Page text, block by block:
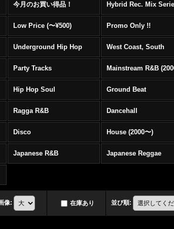
今月のお買い得品！ Hybrid Rec. Mix
Low Price (〜¥500) Promo Only !!
Underground Hip Hop West Coast, South
Party Tracks Mainstream R&B
Hip Hop Soul Ground Beat
Ragga R&B Dancehall
Disco House (2000〜)
Japanese R&B Japanese Reggae
像: 在庫あり 並び順: